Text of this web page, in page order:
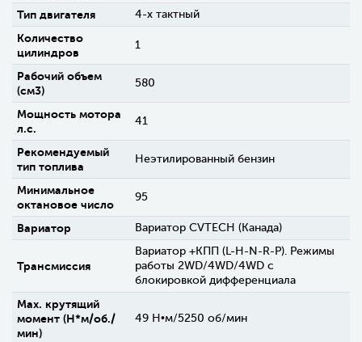
Тип двигателя 4-х тактный
Количество
цилиндров
1
Рабочий объем
(см3)
580
Мощность мотора
л.с.
41
Рекомендуемый
тип топлива
Неэтилированный бензин
Минимальное
октановое число
95
Вариатор Вариатор CVTECH (Канада)
Трансмиссия
Вариатор +КПП (L-H-N-R-P). Режимы
работы 2WD/4WD/4WD c
блокировкой дифференциала
Max. крутящий
момент (H*м/об./
мин)
49 Н•м/5250 об/мин